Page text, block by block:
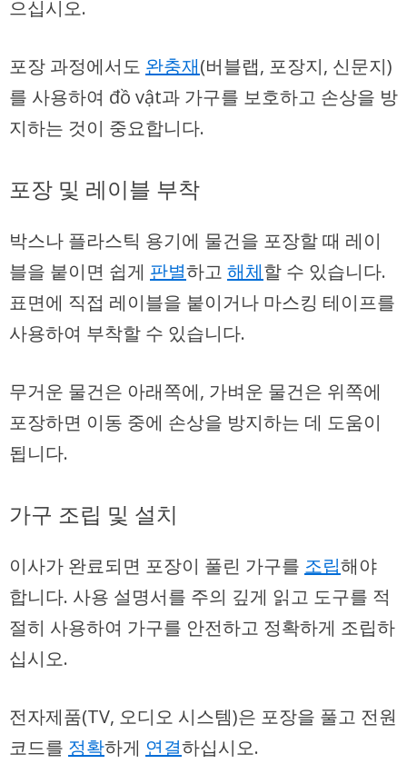
으십시오.
포장 과정에서도 완충재(버블랩, 포장지, 신문지)
를 사용하여 đồ vật과 가구를 보호하고 손상을 방
지하는 것이 중요합니다.
포장 및 레이블 부착
박스나 플라스틱 용기에 물건을 포장할 때 레이
블을 붙이면 쉽게 판별하고 해체할 수 있습니다.
표면에 직접 레이블을 붙이거나 마스킹 테이프를
사용하여 부착할 수 있습니다.
무거운 물건은 아래쪽에, 가벼운 물건은 위쪽에
포장하면 이동 중에 손상을 방지하는 데 도움이
됩니다.
가구 조립 및 설치
이사가 완료되면 포장이 풀린 가구를 조립해야
합니다. 사용 설명서를 주의 깊게 읽고 도구를 적
절히 사용하여 가구를 안전하고 정확하게 조립하
십시오.
전자제품(TV, 오디오 시스템)은 포장을 풀고 전원
코드를 정확하게 연결하십시오.